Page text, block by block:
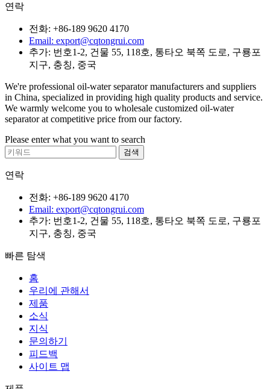
연락
전화: +86-189 9620 4170
Email: export@cqtongrui.com
추가: 번호1-2, 건물 55, 118호, 통타오 북쪽 도로, 구룡포
지구, 충칭, 중국
We're professional oil-water separator manufacturers and suppliers
in China, specialized in providing high quality products and service.
We warmly welcome you to wholesale customized oil-water
separator at competitive price from our factory.
Please enter what you want to search
연락
전화: +86-189 9620 4170
Email: export@cqtongrui.com
추가: 번호1-2, 건물 55, 118호, 통타오 북쪽 도로, 구룡포
지구, 충칭, 중국
빠른 탐색
홈
우리에 관해서
제품
소식
지식
문의하기
피드백
사이트 맵